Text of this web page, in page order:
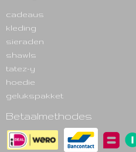
cadeaus
kleding
sieraden
shawls
tatez-y
hoedie
gelukspakket
Betaalmethodes